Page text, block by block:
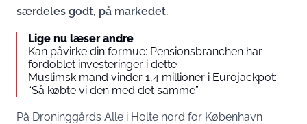
særdeles godt, på markedet.
Lige nu læser andre
Kan påvirke din formue: Pensionsbranchen har
fordoblet investeringer i dette
Muslimsk mand vinder 1,4 millioner i Eurojackpot:
“Så købte vi den med det samme”
På Droninggårds Alle i Holte nord for København